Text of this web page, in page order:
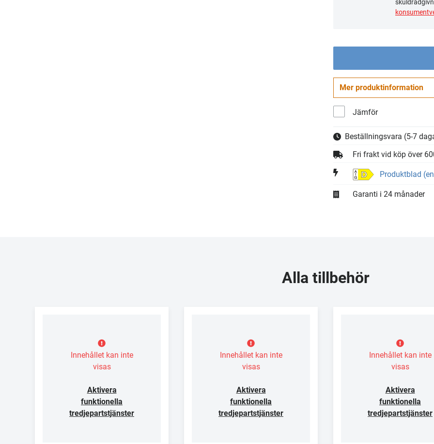
Mer produktinformation
Jämför
Beställningsvara (5-7
Fri frakt vid köp över
D Produktblad
Garanti i 24 månader
Alla tillbehör
Innehållet kan inte
visas
Aktivera
funktionella
tredjepartstjänster
Innehållet kan inte
visas
Aktivera
funktionella
tredjepartstjänster
Innehållet kan inte
visas
Aktivera
funktionella
tredjepartstjänster